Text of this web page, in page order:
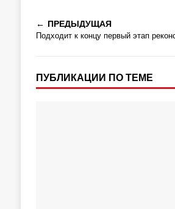
ПРЕДЫДУЩАЯ
Подходит к концу первый этап
ПУБЛИКАЦИИ ПО ТЕМЕ